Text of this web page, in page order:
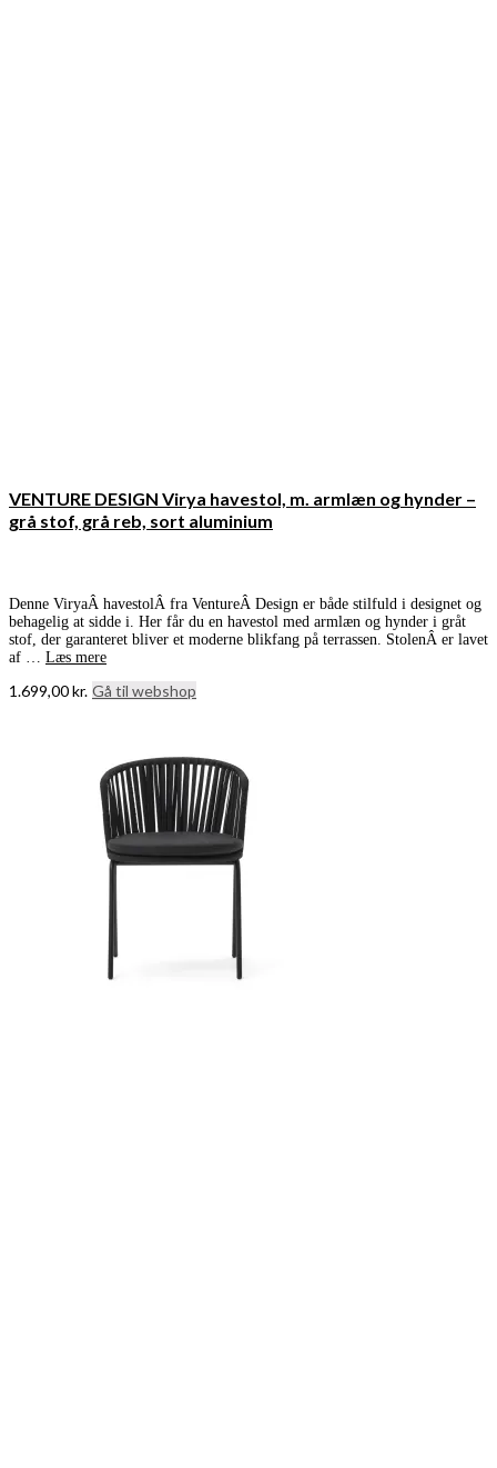
VENTURE DESIGN Virya havestol, m. armlæn og hynder –
grå stof, grå reb, sort aluminium
Denne ViryaÂ havestolÂ fra VentureÂ Design er både stilfuld i designet og
behagelig at sidde i. Her får du en havestol med armlæn og hynder i gråt
stof, der garanteret bliver et moderne blikfang på terrassen. StolenÂ er lavet
af … Læs mere
1.699,00kr. Gå til webshop